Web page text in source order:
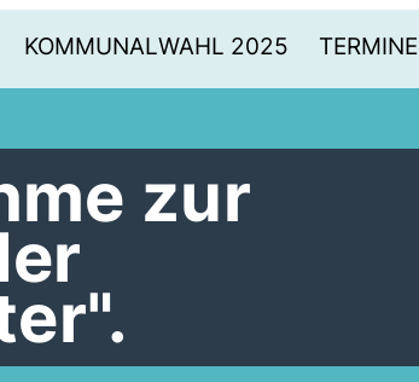
KOMMUNALWAHL 2025 TERMINE
zur